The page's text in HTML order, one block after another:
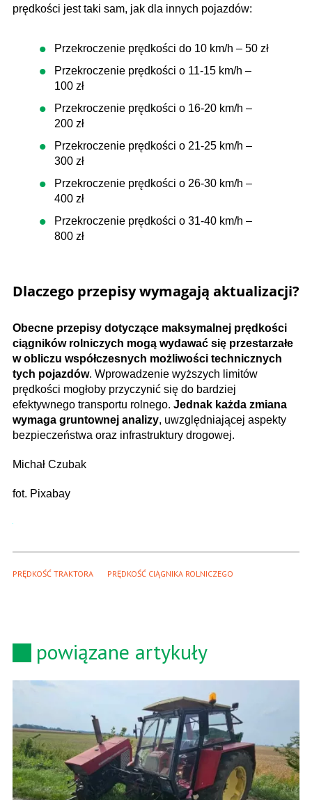
prędkości jest taki sam, jak dla innych pojazdów:
Przekroczenie prędkości do 10 km/h – 50 zł
Przekroczenie prędkości o 11-15 km/h –
100 zł
Przekroczenie prędkości o 16-20 km/h –
200 zł
Przekroczenie prędkości o 21-25 km/h –
300 zł
Przekroczenie prędkości o 26-30 km/h –
400 zł
Przekroczenie prędkości o 31-40 km/h –
800 zł
Dlaczego przepisy wymagają aktualizacji?
Obecne przepisy dotyczące maksymalnej prędkości
ciągników rolniczych mogą wydawać się przestarzałe
w obliczu współczesnych możliwości technicznych
tych pojazdów. Wprowadzenie wyższych limitów
prędkości mogłoby przyczynić się do bardziej
efektywnego transportu rolnego. Jednak każda zmiana
wymaga gruntownej analizy, uwzględniającej aspekty
bezpieczeństwa oraz infrastruktury drogowej.
Michał Czubak
fot. Pixabay
PRĘDKOŚĆ TRAKTORA PRĘDKOŚĆ CIĄGNIKA ROLNICZEGO
powiązane artykuły